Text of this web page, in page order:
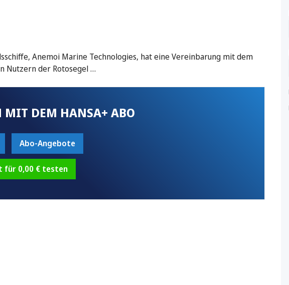
Anemoi Marine Technologies, hat eine Vereinbarung mit dem
Nutzern der Rotosegel …
MIT DEM HANSA+ ABO
Abo-Angebote
für 0,00 € testen